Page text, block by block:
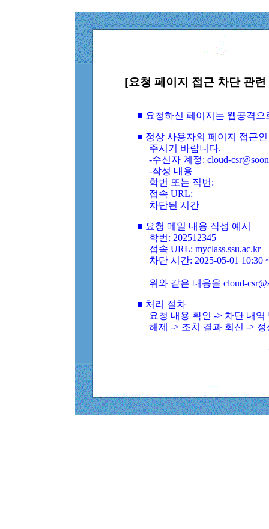
[요청 페이지 접근 차단 관
■ 요청하신 페이지는 웹공격
■ 정상 사용자의 페이지 접근
주시기 바랍니다.
-수신자 계정: cloud-
-작성 내용
학번 또는 직번:
접속 URL:
차단된 시간
■ 요청 메일 내용 작성 예시
학번: 202512345
접속 URL: myclass.ssu.ac.kr
차단 시간: 2025-05-01 10:30
위와 같은 내용을 cloud-
■ 처리 절차
요청 내용 확인 -> 차단 내
해제 -> 조치 결과 회신 ->